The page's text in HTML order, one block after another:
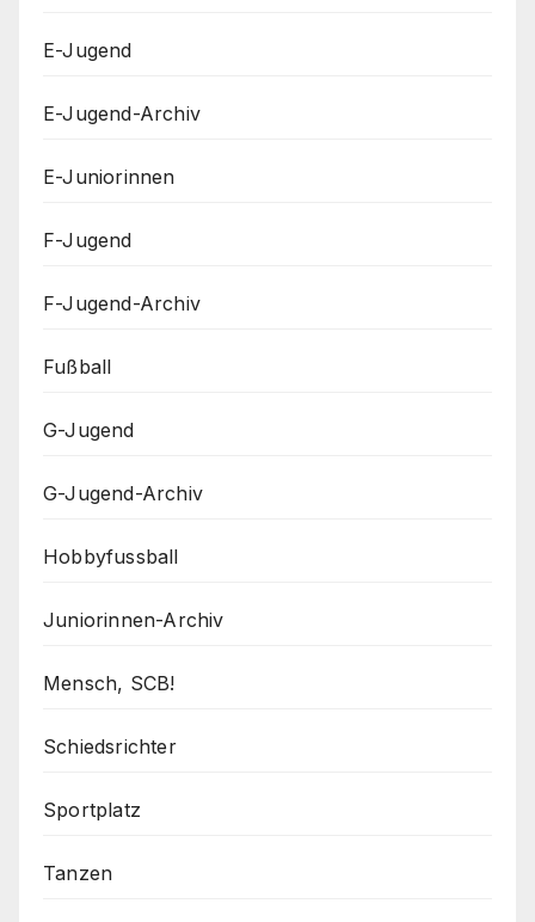
E-Jugend
E-Jugend-Archiv
E-Juniorinnen
F-Jugend
F-Jugend-Archiv
Fußball
G-Jugend
G-Jugend-Archiv
Hobbyfussball
Juniorinnen-Archiv
Mensch, SCB!
Schiedsrichter
Sportplatz
Tanzen